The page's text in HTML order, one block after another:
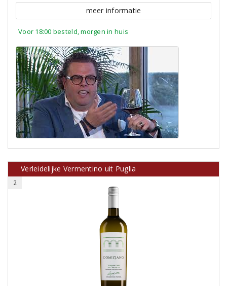
meer informatie
Voor 18:00 besteld, morgen in huis
Verleidelijke Vermentino uit Puglia
2